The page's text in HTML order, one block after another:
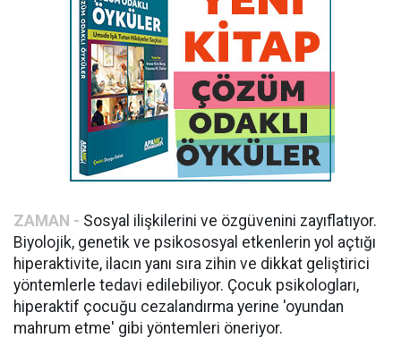
ZAMAN - Sosyal ilişkilerini ve özgüvenini zayıflatıyor.
Biyolojik, genetik ve psikososyal etkenlerin yol açtığı
hiperaktivite, ilacın yanı sıra zihin ve dikkat geliştirici
yöntemlerle tedavi edilebiliyor. Çocuk psikologları,
hiperaktif çocuğu cezalandırma yerine 'oyundan
mahrum etme' gibi yöntemleri öneriyor.